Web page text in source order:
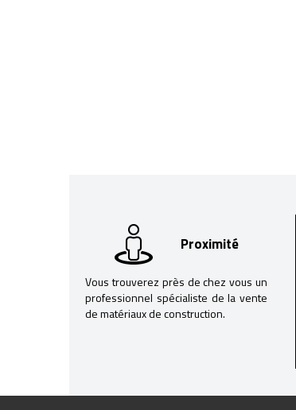
Proximité
Vous trouverez près de chez vous un
professionnel spécialiste de la vente
de matériaux de construction.